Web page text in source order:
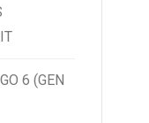
6 (GEN